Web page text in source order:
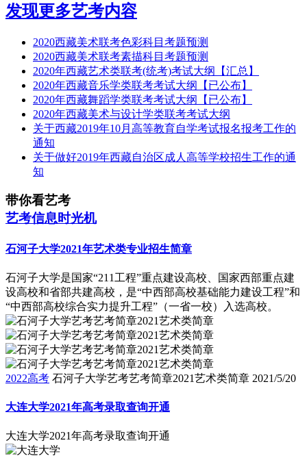
发现更多艺考内容
2020西藏美术联考色彩科目考题预测
2020西藏美术联考素描科目考题预测
2020年西藏艺术类联考(统考)考试大纲【汇总】
2020年西藏音乐学类联考考试大纲【已公布】
2020年西藏舞蹈学类联考考试大纲【已公布】
2020年西藏美术与设计学类联考考试大纲
关于西藏2019年10月高等教育自学考试报名报考工作的
通知
关于做好2019年西藏自治区成人高等学校招生工作的通
知
带你看艺考
艺考信息时光机
石河子大学2021年艺术类专业招生简章
石河子大学是国家“211工程”重点建设高校、国家西部重点建
设高校和省部共建高校，是“中西部高校基础能力建设工程”和
“中西部高校综合实力提升工程”（一省一校）入选高校。
2022高考 石河子大学艺考艺考简章2021艺术类简章 2021/5/20
大连大学2021年高考录取查询开通
大连大学2021年高考录取查询开通